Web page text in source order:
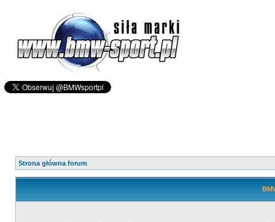
Strona główna forum